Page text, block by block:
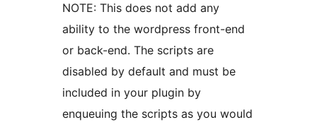
NOTE: This does not add any
ability to the wordpress front-end
or back-end. The scripts are
disabled by default and must be
included in your plugin by
enqueuing the scripts as you would